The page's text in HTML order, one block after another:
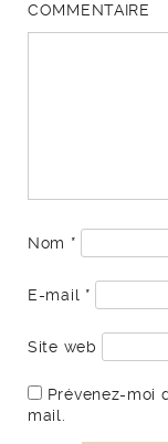
COMMENTAIRE
Nom *
E-mail *
Site web
Prévenez-moi
mail.